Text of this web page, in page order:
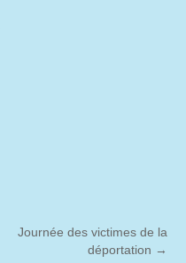
Journée des victimes de la
déportation →